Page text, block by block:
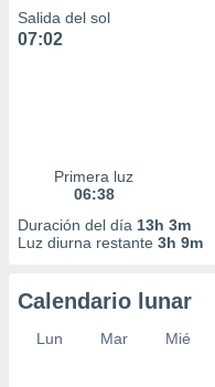
Salida del sol
07:02
Primera luz
06:38
Duración del día 13h 3m
Luz diurna restante 3h 9m
Calendario lunar
Lun Mar Mié